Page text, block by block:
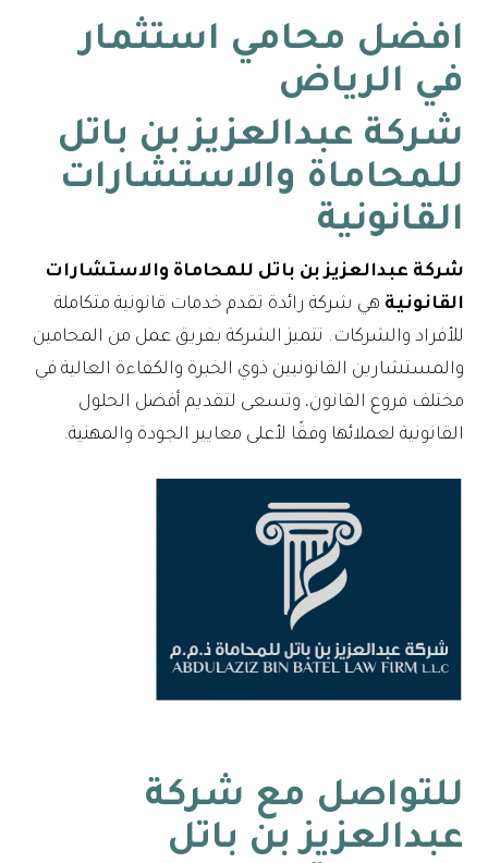
افضل محامي استثمار
في الرياض
شركة عبدالعزيز بن باتل
للمحاماة والاستشارات
القانونية
شركة عبدالعزيز بن باتل للمحاماة والاستشارات
القانونية هي شركة رائدة تقدم خدمات قانونية متكاملة
للأفراد والشركات. تتميز الشركة بفريق عمل من المحامين
والمستشارين القانونيين ذوي الخبرة والكفاءة العالية في
مختلف فروع القانون، وتسعى لتقديم أفضل الحلول
القانونية لعملائها وفقًا لأعلى معايير الجودة والمهنية.
للتواصل مع شركة
عبدالعزيز بن باتل